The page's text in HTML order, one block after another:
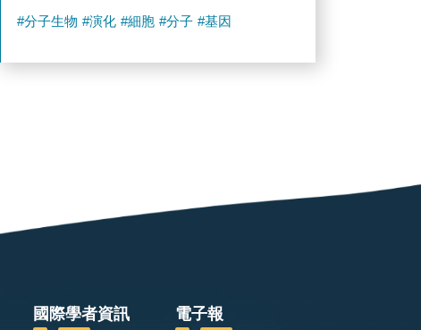
#分子生物 #演化 #細胞 #分子 #基因
國際學者資訊 電子報